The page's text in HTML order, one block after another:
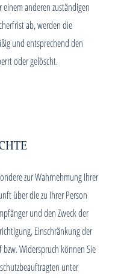
anderen zuständigen
ab, werden die
und entsprechend den
oder gelöscht.
zur Wahrnehmung Ihrer
über die zu Ihrer Person
und den Zweck der
Einschränkung der
Widerspruch können Sie
unter